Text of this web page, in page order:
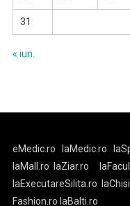
31
« iun.
eMedic.ro laMedic.ro
laMall.ro
laZiar.ro
laExecutareSilita.ro
Fashion.ro laBalti.ro